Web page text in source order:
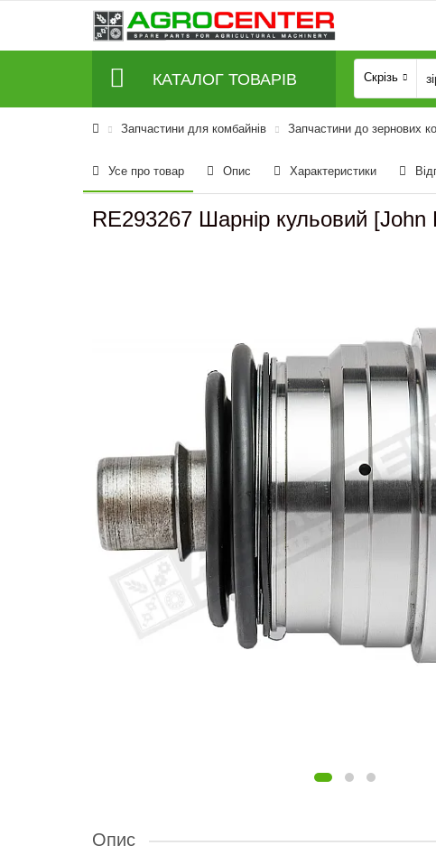
КАТАЛОГ ТОВАРІВ Скрізь
Запчастини для комбайнів Запчастини до зернових
Усе про товар Опис Характеристики
RE293267 Шарнір кульовий
Опис